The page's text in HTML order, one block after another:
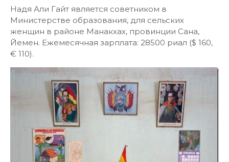
Надя Али Гайт является советником в
Министерстве образования, для сельских
женщин в районе Манакхах, провинции Сана,
Йемен. Ежемесячная зарплата: 28500 риал ($ 160,
€ 110).